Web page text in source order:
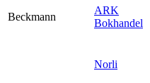
Beckmann
ARK
Bokhandel
Norli